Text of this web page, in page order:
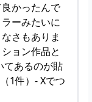
かったんで
ーみたいに
さもありま
ョン作品と
てあるのが貼
1件）- Xでつ